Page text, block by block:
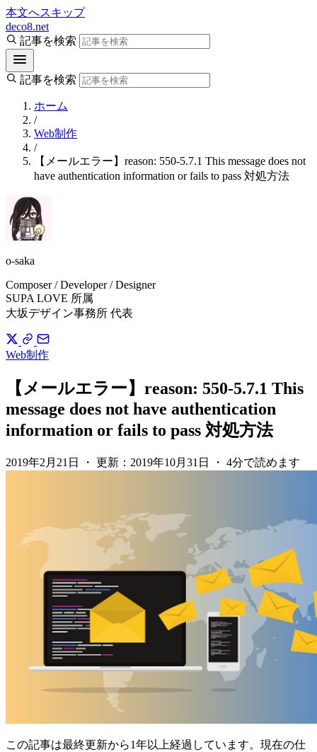
本文へスキップ
deco8.net
記事を検索
記事を検索
ホーム
/
Web制作
/
【メールエラー】reason: 550-5.7.1 This message does not
have authentication information or fails to pass 対処方法
o-saka
Composer / Developer / Designer
SUPA LOVE 所属
大坂デザイン事務所 代表
Web制作
【メールエラー】reason: 550-5.7.1 This
message does not have authentication
information or fails to pass 対処方法
2019年2月21日 ・ 更新： 2019年10月31日 ・ 4分で読めます
この記事は最終更新から1年以上経過しています。現在の仕